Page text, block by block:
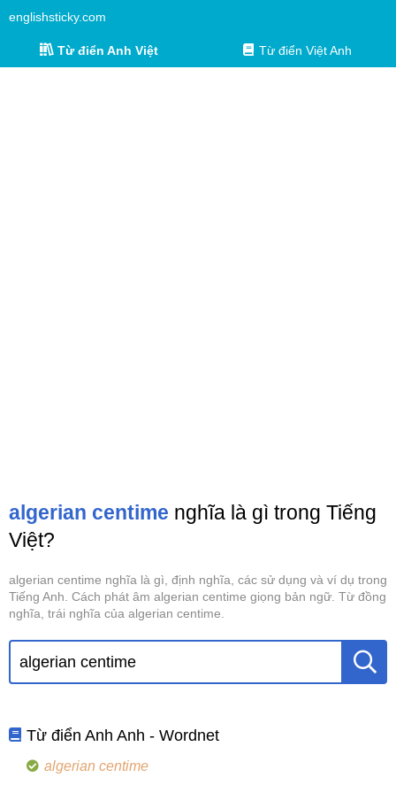
englishsticky.com
Từ điển Anh Việt Từ điển Việt Anh
algerian centime nghĩa là gì trong Tiếng
Việt?
algerian centime nghĩa là gì, định nghĩa, các sử dụng và ví dụ trong
Tiếng Anh. Cách phát âm algerian centime giọng bản ngữ. Từ đồng
nghĩa, trái nghĩa của algerian centime.
Từ điển Anh Anh - Wordnet
algerian centime